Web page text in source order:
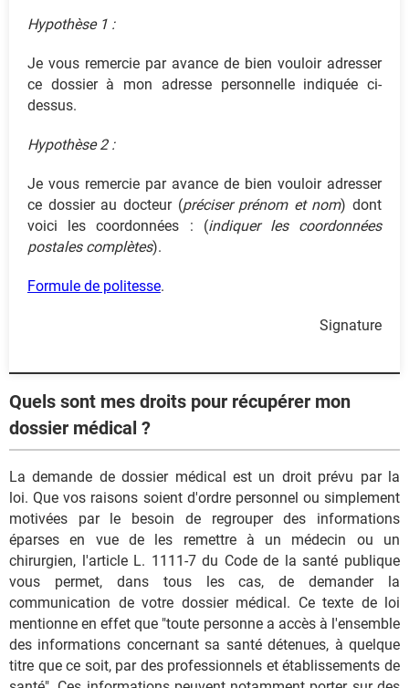
Hypothèse 1 :
Je vous remercie par avance de bien vouloir adresser
ce dossier à mon adresse personnelle indiquée ci-
dessus.
Hypothèse 2 :
Je vous remercie par avance de bien vouloir adresser
ce dossier au docteur (préciser prénom et nom) dont
voici les coordonnées : (indiquer les coordonnées
postales complètes).
Formule de politesse.
Signature
Quels sont mes droits pour récupérer mon
dossier médical ?
La demande de dossier médical est un droit prévu par la
loi. Que vos raisons soient d'ordre personnel ou simplement
motivées par le besoin de regrouper des informations
éparses en vue de les remettre à un médecin ou un
chirurgien, l'article L. 1111-7 du Code de la santé publique
vous permet, dans tous les cas, de demander la
communication de votre dossier médical. Ce texte de loi
mentionne en effet que "toute personne a accès à l'ensemble
des informations concernant sa santé détenues, à quelque
titre que ce soit, par des professionnels et établissements de